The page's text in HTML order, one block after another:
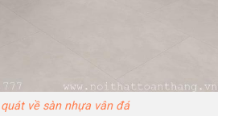
về sàn nhựa vân đá